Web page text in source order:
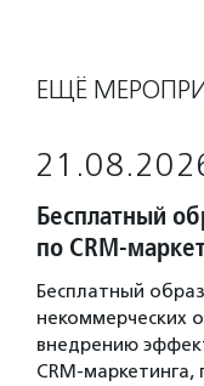
ЕЩЁ
Бесплатный
по CRM-
Бесплатный
некоммерческих
внедрению
CRM-маркетинга,